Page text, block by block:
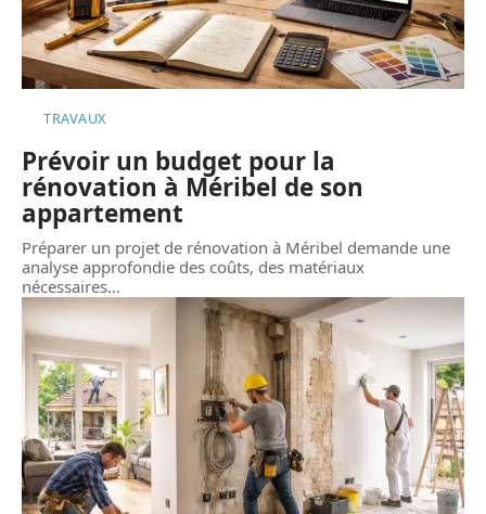
TRAVAUX
Prévoir un budget pour la
rénovation à Méribel de son
appartement
Préparer un projet de rénovation à Méribel demande une
analyse approfondie des coûts, des matériaux
nécessaires…